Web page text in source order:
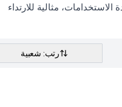
مثالية للارتداء
رتب: شعبية